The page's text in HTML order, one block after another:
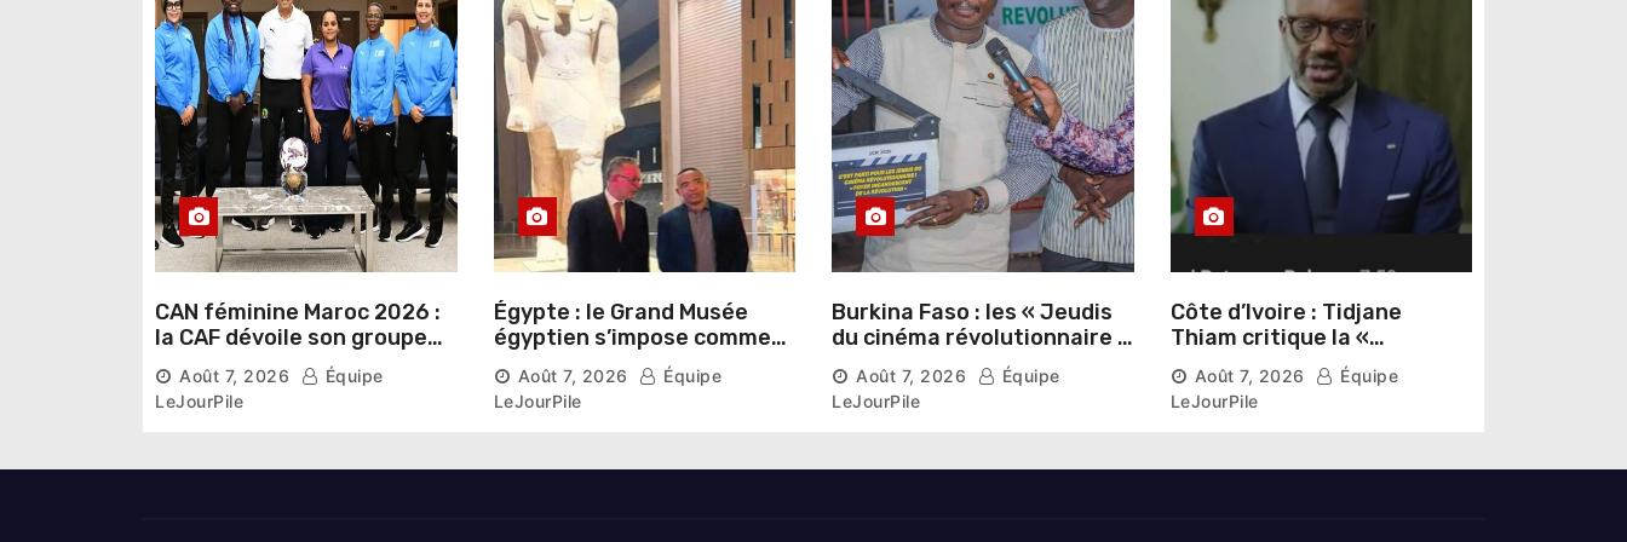
r
t
i
c
l
e
CAN féminine Maroc 2026 :
la CAF dévoile son groupe
d’experts chargé d’analyser
la compétition
Août 7, 2026
Équipe
LeJourPile
Égypte : le Grand Musée
égyptien s’impose comme
une vitrine du patrimoine
pharaonique auprès des
dirigeants étrangers
Août 7, 2026
Équipe
LeJourPile
Burkina Faso : les « Jeudis
du cinéma révolutionnaire »
lancés au Mémorial Thomas
Sankara
Août 7, 2026
Équipe
LeJourPile
Côte d’Ivoire : Tidjane
Thiam critique la «
judiciarisation » de la
politique et appelle à
poursuivre l’apaisement
Août 7, 2026
Équipe
LeJourPile